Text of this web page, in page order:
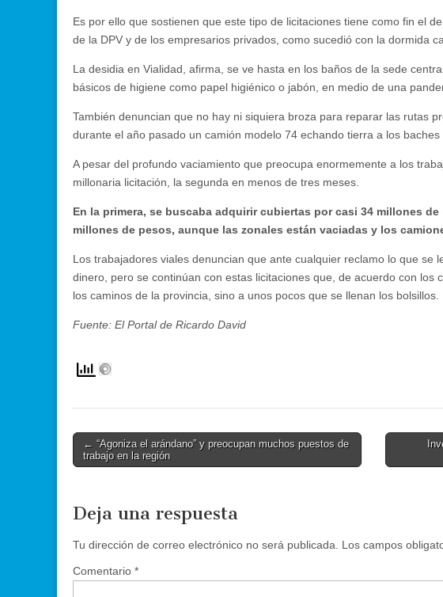
Es por ello que sostienen que este tipo de licitaciones tiene como fin el
de la DPV y de los empresarios privados, como sucedió con la dormida
La desidia en Vialidad, afirma, se ve hasta en los baños de la sede
básicos de higiene como papel higiénico o jabón, en medio de una
También denuncian que no hay ni siquiera broza para reparar las rutas
durante el año pasado un camión modelo 74 echando tierra a los baches
A pesar del profundo vaciamiento que preocupa enormemente a los
millonaria licitación, la segunda en menos de tres meses.
En la primera, se buscaba adquirir cubiertas por casi 34 millones
millones de pesos, aunque las zonales están vaciadas y los
Los trabajadores viales denuncian que ante cualquier reclamo lo que se
dinero, pero se continúan con estas licitaciones que, de acuerdo con los
los caminos de la provincia, sino a unos pocos que se llenan los bolsillos.
Fuente: El Portal de Ricardo David
Post
navigation
← “Agoniza el arándano” y preocupan muchos puestos de
trabajo en la región
Deja una respuesta
Tu dirección de correo electrónico no será publicada. Los campos
Comentario *